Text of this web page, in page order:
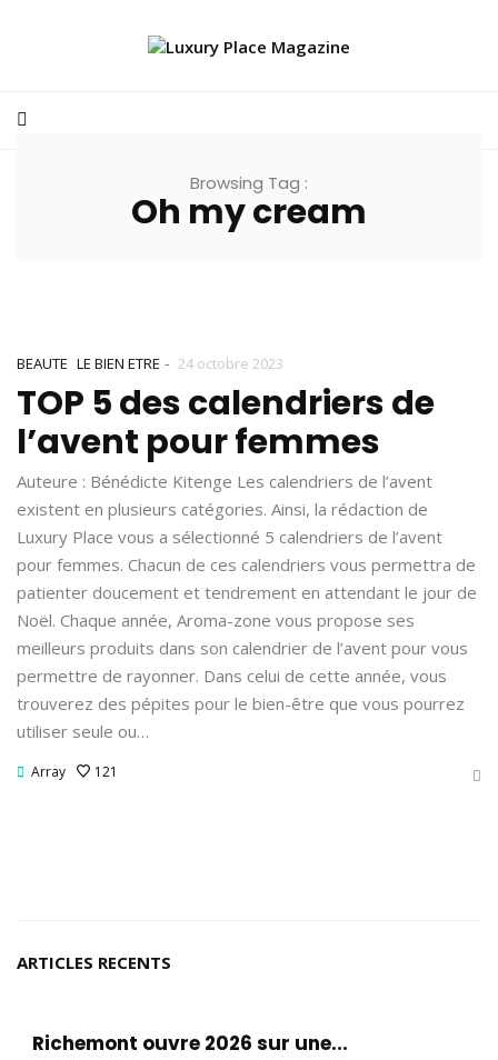
Browsing Tag :
Oh my cream
BEAUTE LE BIEN ETRE - 24 octobre 2023
TOP 5 des calendriers de
l’avent pour femmes
Auteure : Bénédicte Kitenge Les calendriers de l’avent
existent en plusieurs catégories. Ainsi, la rédaction de
Luxury Place vous a sélectionné 5 calendriers de l’avent
pour femmes. Chacun de ces calendriers vous permettra de
patienter doucement et tendrement en attendant le jour de
Noël. Chaque année, Aroma-zone vous propose ses
meilleurs produits dans son calendrier de l’avent pour vous
permettre de rayonner. Dans celui de cette année, vous
trouverez des pépites pour le bien-être que vous pourrez
utiliser seule ou…
Array 121
ARTICLES RECENTS
Richemont ouvre 2026 sur une...